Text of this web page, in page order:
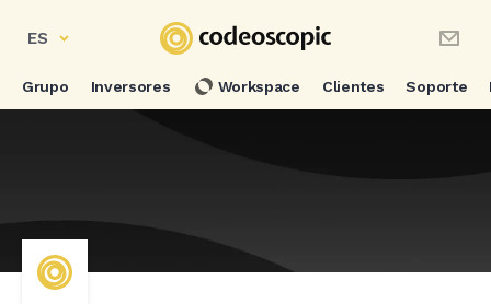
ES
Grupo Inversores Workspace Clientes Soporte